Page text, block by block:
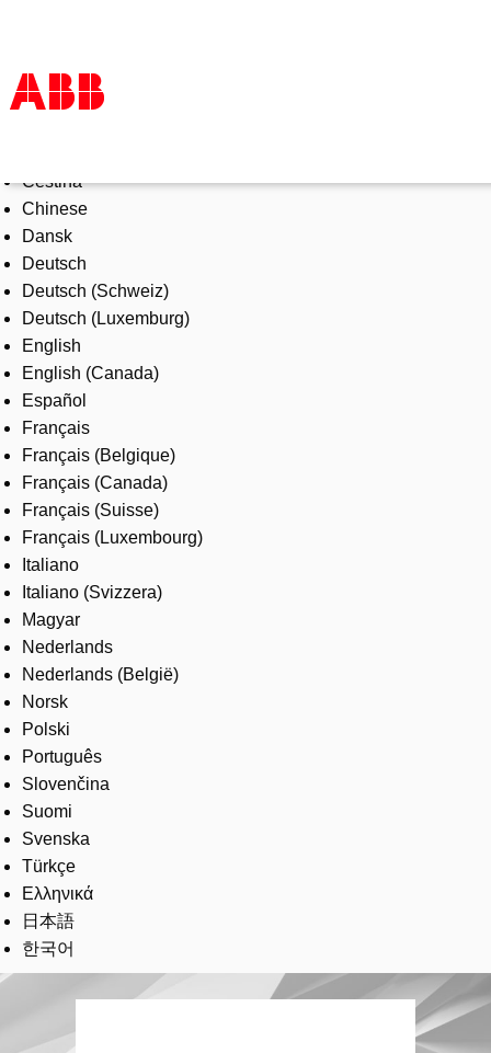
Products & Solutions
Industries
Services
About us
Where to buy
Contact us
Careers
Čeština
Chinese
Dansk
Deutsch
Deutsch (Schweiz)
Deutsch (Luxemburg)
English
English (Canada)
Español
Français
Français (Belgique)
Français (Canada)
Français (Suisse)
Français (Luxembourg)
Italiano
Italiano (Svizzera)
Magyar
Nederlands
Nederlands (België)
Norsk
Polski
Português
Slovenčina
Suomi
Svenska
Türkçe
Ελληνικά
日本語
한국어